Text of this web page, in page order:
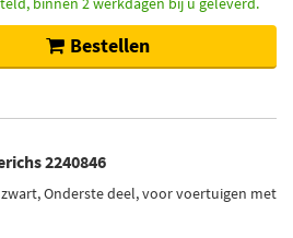
Bestellen
2240846
zwart, Onderste deel, voor voertuigen met